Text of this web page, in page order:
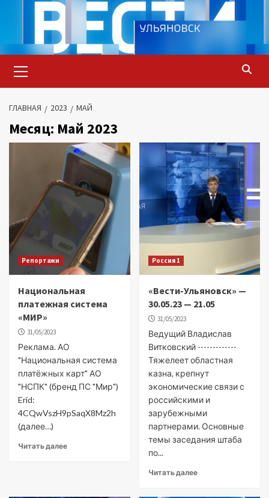
содержимому
меню
ГЛАВНАЯ 2023 МАЙ
Месяц: Май 2023
Репортажи
Национальная
платежная система
«МИР»
31/05/2023
Реклама. АО
"Национальная система
платёжных карт" АО
"НСПК" (бренд ПС "Мир")
Erid:
4CQwVszH9pSaqX8Mz2h
(далее…)
Читать далее
Россия 1
«Вести-Ульяновск» —
30.05.23 — 21.05
31/05/2023
Ведущий Владислав
Витковский -------------
Тяжелеет областная
казна, крепнут
экономические связи с
российскими и
зарубежными
партнерами. Основные
темы заседания штаба
по...
Читать далее